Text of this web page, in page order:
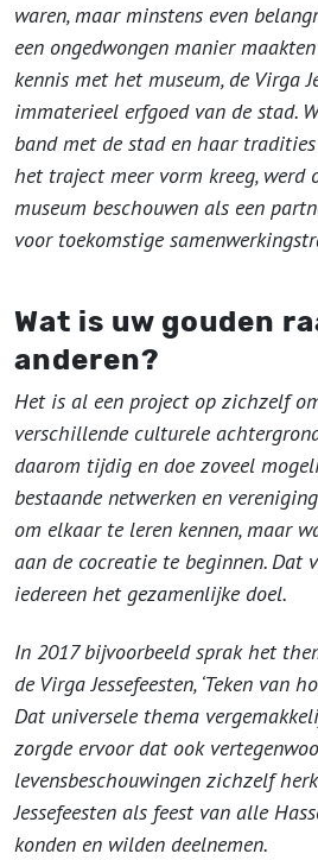
waren, maar minstens even
een ongedwongen manier
kennis met het museum, de Virga
immaterieel erfgoed van de stad.
band met de stad en haar
het traject meer vorm kreeg,
museum beschouwen als een
voor toekomstige
Wat is uw gouden
anderen?
Het is al een project op zichzelf
verschillende culturele
daarom tijdig en doe zoveel
bestaande netwerken en
om elkaar te leren kennen, maar
aan de cocreatie te beginnen. Dat
iedereen het gezamenlijke doel.
In 2017 bijvoorbeeld sprak het
de Virga Jessefeesten, ‘Teken van
Dat universele thema
zorgde ervoor dat ook
levensbeschouwingen zichzelf
Jessefeesten als feest van alle
konden en wilden deelnemen.